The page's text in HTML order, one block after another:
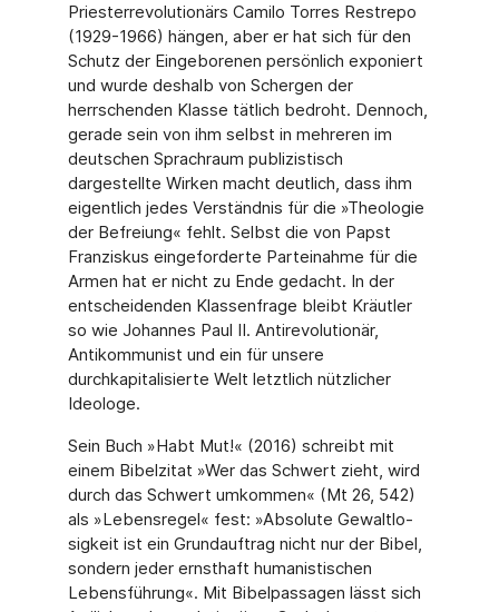
Priesterrevolutionärs Camilo Torres Restrepo
(1929-1966) hängen, aber er hat sich für den
Schutz der Eingeborenen persönlich exponiert
und wurde deshalb von Schergen der
herrschenden Klasse tätlich bedroht. Dennoch,
gerade sein von ihm selbst in mehreren im
deutschen Sprachraum publizistisch
dargestellte Wirken macht deutlich, dass ihm
eigentlich jedes Verständnis für die »Theologie
der Befreiung« fehlt. Selbst die von Papst
Franziskus eingeforderte Parteinahme für die
Armen hat er nicht zu Ende gedacht. In der
entscheidenden Klassenfrage bleibt Kräutler
so wie Johannes Paul II. Antirevolutionär,
Antikommunist und ein für unsere
durchkapitalisierte Welt letztlich nützlicher
Ideologe.
Sein Buch »Habt Mut!« (2016) schreibt mit
einem Bibelzitat »Wer das Schwert zieht, wird
durch das Schwert umkommen« (Mt 26, 542)
als »Lebensregel« fest: »Absolute Gewaltlo­
sigkeit ist ein Grundauftrag nicht nur der Bibel,
sondern jeder ernsthaft humanistischen
Lebensführung«. Mit Bibelpassagen lässt sich